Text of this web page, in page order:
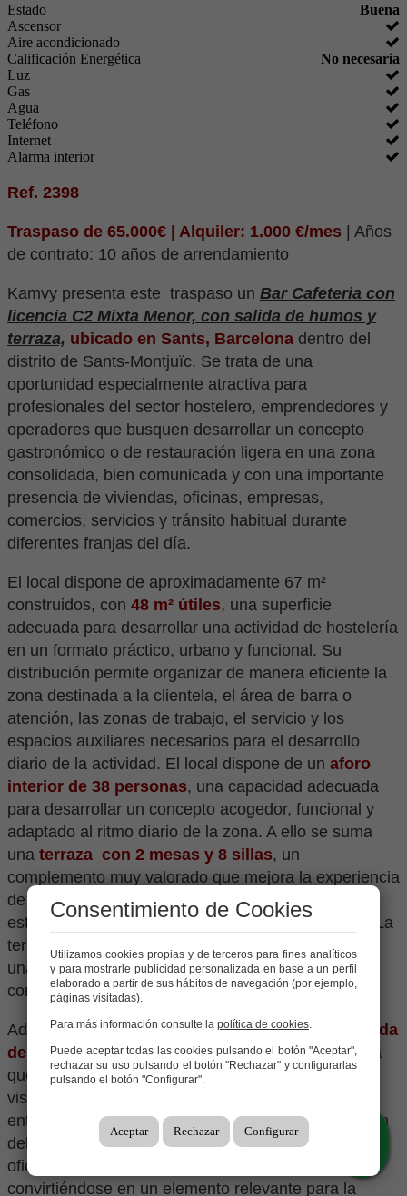
Estado
Buena
Ascensor
Aire acondicionado
Calificación Energética
No necesaria
Luz
Gas
Agua
Teléfono
Internet
Alarma interior
Ref. 2398
Traspaso de 65.000€ | Alquiler: 1.000 €/mes | Años
de contrato: 10 años de arrendamiento
Kamvy presenta este traspaso un Bar Cafeteria con
licencia C2 Mixta Menor, con salida de humos y
terraza, ubicado en Sants, Barcelona dentro del
distrito de Sants-Montjuïc. Se trata de una
oportunidad especialmente atractiva para
profesionales del sector hostelero, emprendedores y
operadores que busquen desarrollar un concepto
gastronómico o de restauración ligera en una zona
consolidada, bien comunicada y con una importante
presencia de viviendas, oficinas, empresas,
comercios, servicios y tránsito habitual durante
diferentes franjas del día.
El local dispone de aproximadamente 67 m²
construidos, con 48 m² útiles, una superficie
adecuada para desarrollar una actividad de hostelería
en un formato práctico, urbano y funcional. Su
distribución permite organizar de manera eficiente la
zona destinada a la clientela, el área de barra o
atención, las zonas de trabajo, el servicio y los
espacios auxiliares necesarios para el desarrollo
diario de la actividad. El local dispone de un aforo
interior de 38 personas, una capacidad adecuada
para desarrollar un concepto acogedor, funcional y
adaptado al ritmo diario de la zona. A ello se suma
una terraza con 2 mesas y 8 sillas, un
complemento muy valorado que mejora la experiencia
de la clientela, aporta mayor visibilidad al
establecimiento y amplía la capacidad de servicio. La
terraza representa un valor añadido importante en
una ubicación urbana donde el consumo exterior
continúa siendo un atractivo comercial destacado.
Además, el establecimiento cuenta con una fachada
de aproximadamente 4 metros,una característica
que le aporta presencia comercial a pie de calle,
visibilidad y una imagen identificable dentro del
entorno urbano. Esta fachada favorece la exposición
del negocio frente a residentes, trabajadores de
oficinas, clientela de proximidad y público de paso,
convirtiéndose en un elemento relevante para la
Consentimiento de Cookies
Utilizamos cookies propias y de terceros para fines analíticos
y para mostrarle publicidad personalizada en base a un perfil
elaborado a partir de sus hábitos de navegación (por ejemplo,
páginas visitadas).
Para más información consulte la política de cookies.
Puede aceptar todas las cookies pulsando el botón "Aceptar",
rechazar su uso pulsando el botón "Rechazar" y configurarlas
pulsando el botón "Configurar".
Aceptar Rechazar Configurar